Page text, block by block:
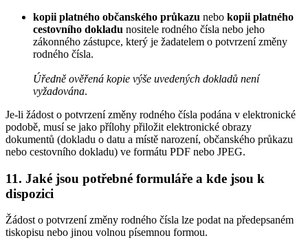
kopii platného občanského průkazu nebo kopii platného
cestovního dokladu nositele rodného čísla nebo jeho
zákonného zástupce, který je žadatelem o potvrzení změny
rodného čísla.
Úředně ověřená kopie výše uvedených dokladů není
vyžadována.
Je-li žádost o potvrzení změny rodného čísla podána v elektronické
podobě, musí se jako přílohy přiložit elektronické obrazy
dokumentů (dokladu o datu a místě narození, občanského průkazu
nebo cestovního dokladu) ve formátu PDF nebo JPEG.
11. Jaké jsou potřebné formuláře a kde jsou k
dispozici
Žádost o potvrzení změny rodného čísla lze podat na předepsaném
tiskopisu nebo jinou volnou písemnou formou.